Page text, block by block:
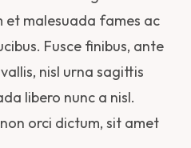
et malesuada fames ac
Fusce finibus, ante
nisl urna sagittis
libero nunc a nisl.
orci dictum, sit amet